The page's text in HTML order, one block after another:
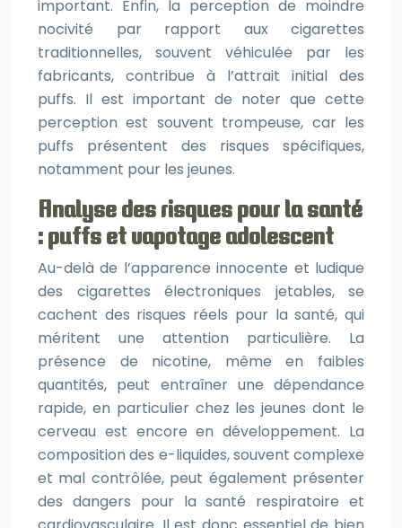
important. Enfin, la perception de moindre
nocivité par rapport aux cigarettes
traditionnelles, souvent véhiculée par les
fabricants, contribue à l’attrait initial des
puffs. Il est important de noter que cette
perception est souvent trompeuse, car les
puffs présentent des risques spécifiques,
notamment pour les jeunes.
Analyse des risques pour la santé
: puffs et vapotage adolescent
Au-delà de l’apparence innocente et ludique
des cigarettes électroniques jetables, se
cachent des risques réels pour la santé, qui
méritent une attention particulière. La
présence de nicotine, même en faibles
quantités, peut entraîner une dépendance
rapide, en particulier chez les jeunes dont le
cerveau est encore en développement. La
composition des e-liquides, souvent complexe
et mal contrôlée, peut également présenter
des dangers pour la santé respiratoire et